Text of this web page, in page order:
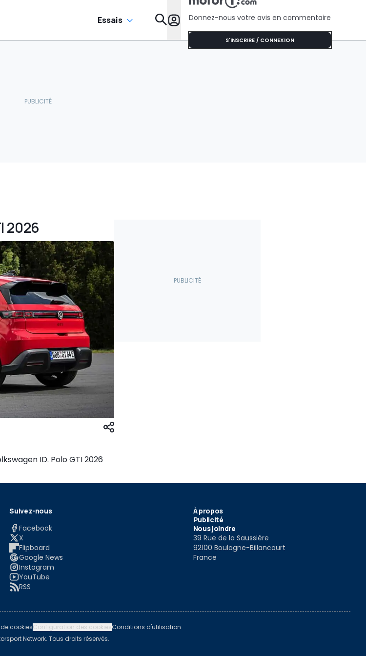
Essais Donnez-nous votre avis en commentaire
S'INSCRIRE / CONNEXION
2026
ID. Polo GTI 2026
Suivez-nous
Facebook
X
Flipboard
Google News
Instagram
YouTube
RSS
À propos
Publicité
Nous joindre
39 Rue de la Saussière
92100 Boulogne-Billancourt
France
cookiesConfiguration des cookiesConditions d'utilisation
Network. Tous droits réservés.